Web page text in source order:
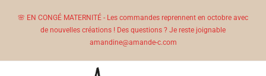
🌸 EN CONGÉ MATERNITÉ - Les commandes reprennent en octobre avec
de nouvelles créations ! Des questions ? Je reste joignable
amandine@amande-c.com